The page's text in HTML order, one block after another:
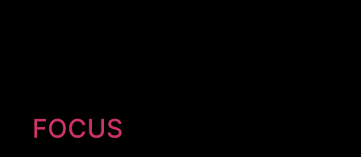
FOCUS